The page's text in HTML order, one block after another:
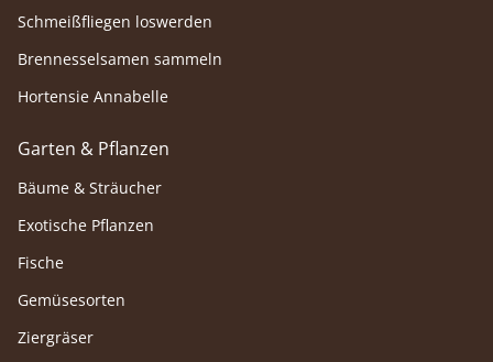
Schmeißfliegen loswerden
Brennesselsamen sammeln
Hortensie Annabelle
Garten & Pflanzen
Bäume & Sträucher
Exotische Pflanzen
Fische
Gemüsesorten
Ziergräser